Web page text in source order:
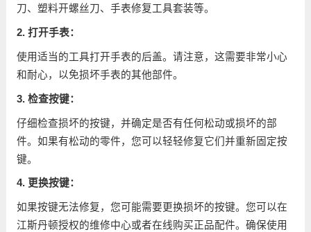
刀、塑料开螺丝刀、手表修复工具套装等。
2. 打开手表：
使用适当的工具打开手表的后盖。请注意，这需要非常小心
和耐心，以免损坏手表的其他部件。
3. 检查按键：
仔细检查损坏的按键，并确定是否有任何松动或损坏的部
件。如果有松动的零件，您可以轻轻修复它们并重新固定按
键。
4. 更换按键：
如果按键无法修复，您可能需要更换损坏的按键。您可以在
江斯丹顿授权的维修中心或者在线购买正品配件。确保使用